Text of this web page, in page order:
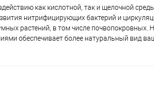
как кислотной, так и щелочной
нитрифицирующих бактерий и
растений, в том числе почвопокровных.
обеспечивает более натуральный вид